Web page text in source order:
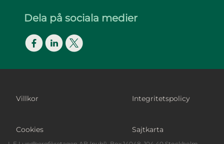
Dela på sociala medier
FacebookLinkedInTwitter
Footer Bottom
Villkor Integritetspolicy
Cookies Sajtkarta